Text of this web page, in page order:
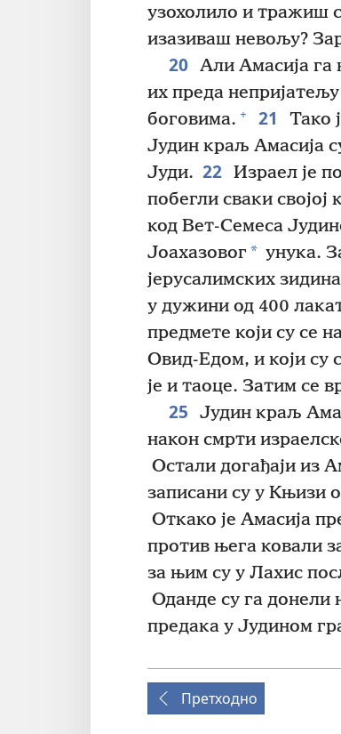
узохолило и тражиш
изазиваш невољу?
20 Али Амасија га
их преда
боговима. + 21
Тако
Јудин краљ Амасија
Јуди. 22 Израел је
побегли сваки својој
код Вет-Семеса
Јоахазовог * унука.
јерусалимских
у дужини од 400
предмете који су се
Овид-Едом, и који су
је и таоце. Затим се
25 Јудин краљ
након смрти
Остали догађаји из
записани су у Књизи
Откако је Амасија
против њега ковали
за њим су у Лахис
Оданде су га донели
предака у Јудином
Претходно